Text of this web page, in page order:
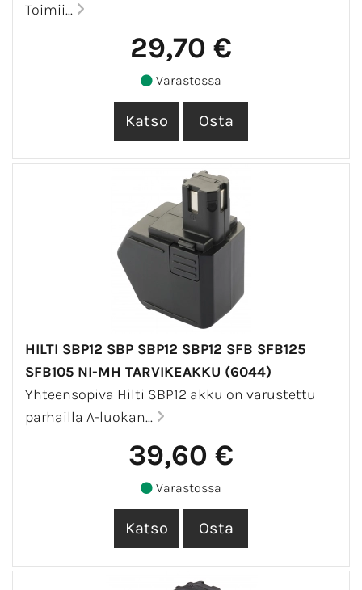
Toimii...
29,70 €
Varastossa
HILTI SBP12 SBP SBP12 SBP12 SFB SFB125
SFB105 NI-MH TARVIKEAKKU (6044)
Yhteensopiva Hilti SBP12 akku on varustettu
parhailla A-luokan...
39,60 €
Varastossa